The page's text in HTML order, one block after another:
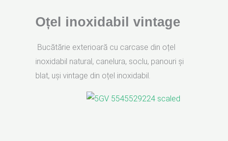
Oțel inoxidabil vintage
Bucătărie exterioară cu carcase din oțel
inoxidabil natural, canelura, soclu, panouri și
blat, uși vintage din oțel inoxidabil.